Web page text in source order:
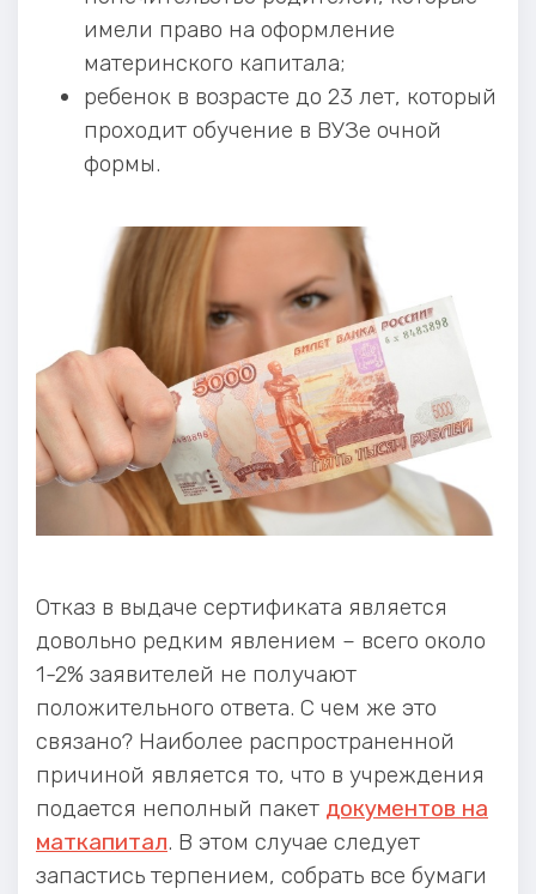
имели право на оформление
материнского капитала;
ребенок в возрасте до 23 лет, который
проходит обучение в ВУЗе очной
формы.
Отказ в выдаче сертификата является
довольно редким явлением – всего около
1-2% заявителей не получают
положительного ответа. С чем же это
связано? Наиболее распространенной
причиной является то, что в учреждения
подается неполный пакет документов на
маткапитал. В этом случае следует
запастись терпением, собрать все бумаги